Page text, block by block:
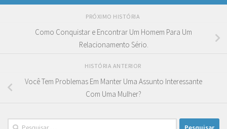
PRÓXIMO HISTÓRIA
Como Conquistar e Encontrar Um Homem Para Um
Relacionamento Sério.
HISTÓRIA ANTERIOR
Você Tem Problemas Em Manter Uma Assunto Interessante
Com Uma Mulher?
Pesquisar